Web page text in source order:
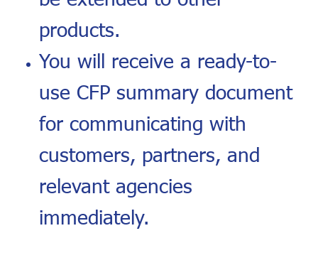
products.
You will receive a ready-to-
use CFP summary document
for communicating with
customers, partners, and
relevant agencies
immediately.